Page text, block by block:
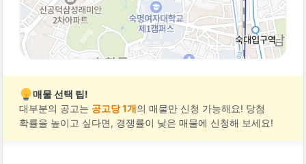
매물 선택 팁!
대부분의 공고는 공고당 1개의 매물만 신청 가능해요! 당첨
확률을 높이고 싶다면, 경쟁률이 낮은 매물에 신청해 보세요!